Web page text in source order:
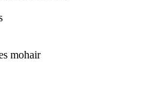
mohair